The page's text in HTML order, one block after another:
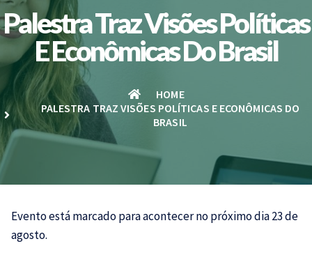
Palestra Traz Visões Políticas
E Econômicas Do Brasil
HOME
PALESTRA TRAZ VISÕES POLÍTICAS E ECONÔMICAS DO
BRASIL
Evento está marcado para acontecer no próximo dia 23 de
agosto.